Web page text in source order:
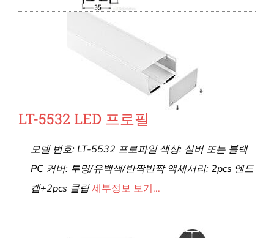
LT-5532 LED 프로필
모델 번호: LT-5532 프로파일 색상: 실버 또는 블랙
PC 커버: 투명/유백색/반짝반짝 액세서리: 2pcs 엔드
캡+2pcs 클립세부정보 보기...